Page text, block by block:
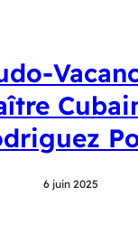
6 juin 2025